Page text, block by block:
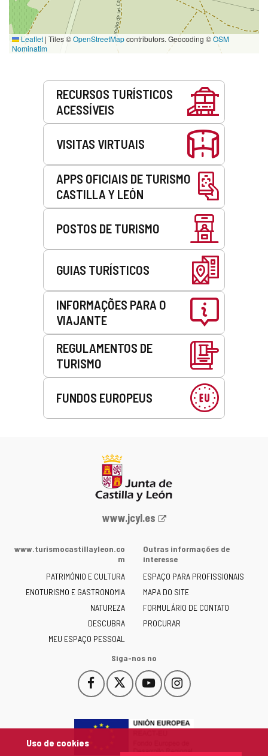
Uso de cookies
Leaflet | Tiles ©OpenStreetMapcontributors. Geocoding ©OSM
Nominatim
RECURSOS TURÍSTICOS
ACESSÍVEIS
VISITAS VIRTUAIS
APPS OFICIAIS DE TURISMO
CASTILLA Y LEÓN
POSTOS DE TURISMO
GUIAS TURÍSTICOS
INFORMAÇÕES PARA O
VIAJANTE
REGULAMENTOS DE
TURISMO
FUNDOS EUROPEUS
Portal
Junta
Castilla
y
León
-
www.jcyl.es
www.turismocastillayleon.co
m
PATRIMÓNIO E CULTURA
ENOTURISMO E GASTRONOMIA
NATUREZA
DESCUBRA
MEU ESPAÇO PESSOAL
Outras informações de
interesse
ESPAÇO PARA PROFISSIONAIS
MAPA DO SITE
FORMULÁRIO DE CONTATO
PROCURAR
Siga-nos no
Facebook
Este
enlace
abrirá
Este
enlace
abrirá
YouTube
Este
enlace
abrirá
Instagram
Este
enlace
abrirá